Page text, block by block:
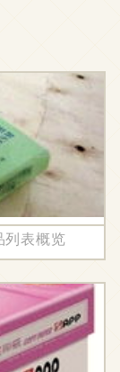
列表概览